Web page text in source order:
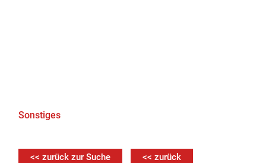
Sonstiges
<< zurück zur Suche << zurück